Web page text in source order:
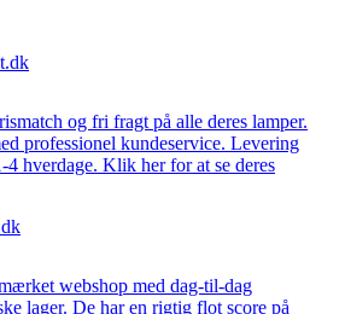
og fri fragt på alle deres lamper.
professionel kundeservice. Levering
hverdage. Klik her for at se deres
webshop med dag-til-dag
lager. De har en rigtig flot score på